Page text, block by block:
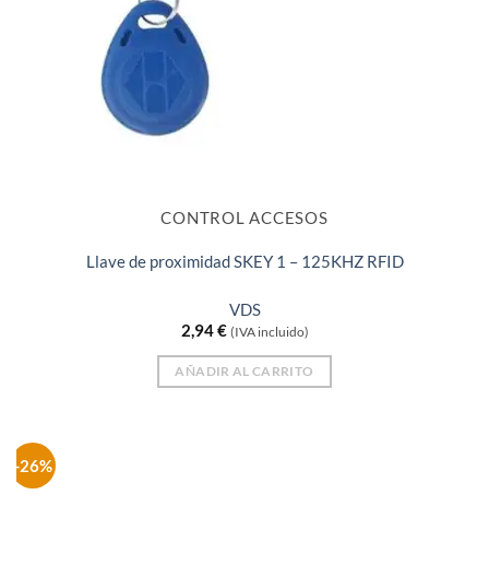
CONTROL ACCESOS
Llave de proximidad SKEY 1 – 125KHZ RFID
VDS
2,94€ (IVA incluido)
AÑADIR AL CARRITO
-26%